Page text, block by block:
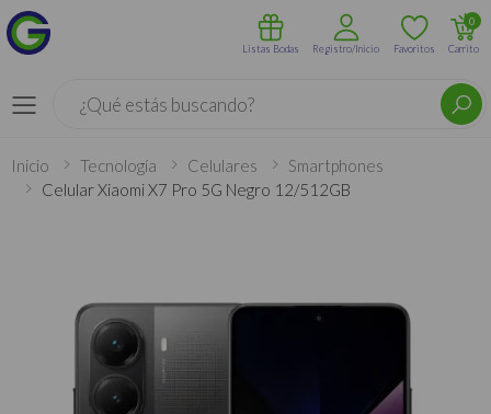
Menú
Listas Bodas Registro/Inicio Favoritos Carrito
0
Inicio Tecnología Celulares
Smartphones
Celular Xiaomi X7 Pro 5G Negro 12/512GB